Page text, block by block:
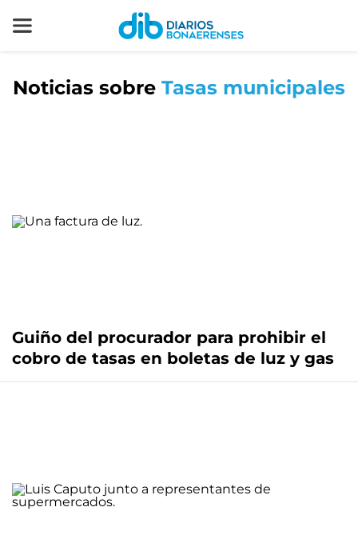
Noticias sobre Tasas municipales
Guiño del procurador para prohibir el
cobro de tasas en boletas de luz y gas